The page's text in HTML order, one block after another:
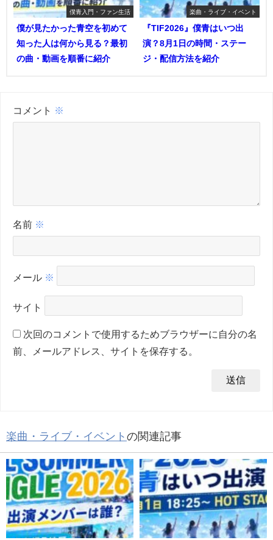
僕青入門・ファン生活
僕が見たかった青空を初めて
知った人は何から見る？最初
の曲・動画を順番に紹介
楽曲・ライブ・イベント
『TIF2026』僕青はいつ出
演？8月1日の時間・ステー
ジ・配信方法を紹介
コメント ※
名前 ※
メール ※
サイト
次回のコメントで使用するためブラウザーに自分の名
前、メールアドレス、サイトを保存する。
楽曲・ライブ・イベント の関連記事